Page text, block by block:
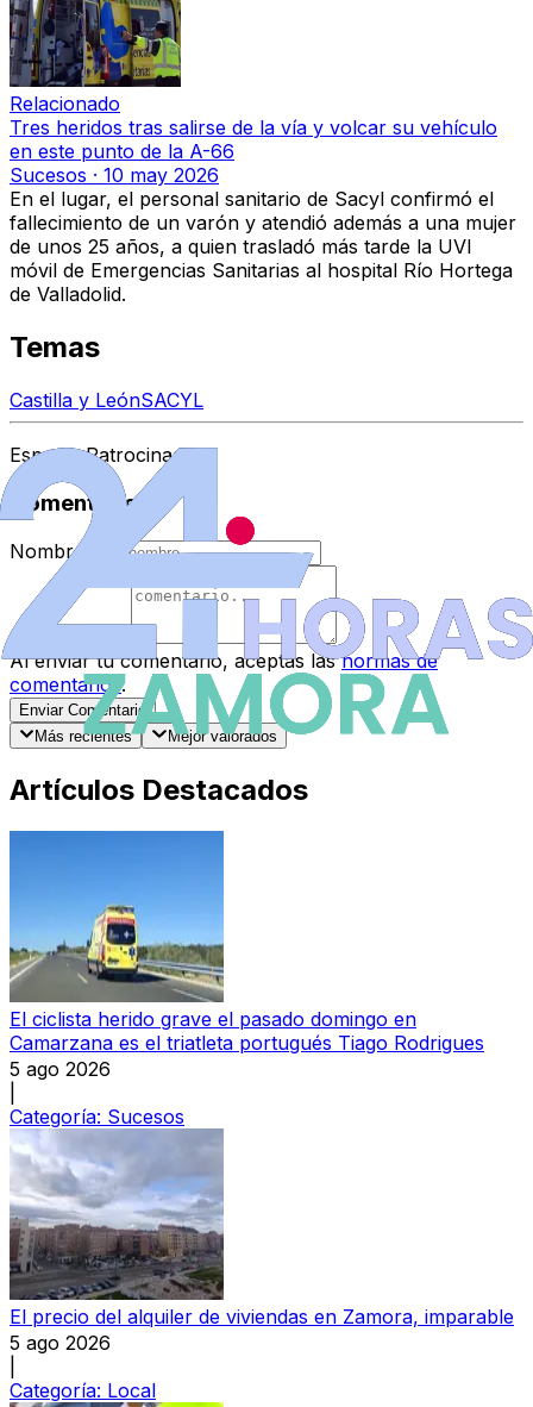
Relacionado
Tres heridos tras salirse de la vía y volcar su vehículo
en este punto de la A-66
Sucesos · 10 may 2026
En el lugar, el personal sanitario de Sacyl confirmó el
fallecimiento de un varón y atendió además a una mujer
de unos 25 años, a quien trasladó más tarde la UVI
móvil de Emergencias Sanitarias al hospital Río Hortega
de Valladolid.
Temas
Castilla y LeónSACYL
Espacio Patrocinado
Comentarios
Nombre
Comentario
Al enviar tu comentario, aceptas las normas de
comentarios.
Enviar Comentario
Más recientes
Mejor valorados
Artículos Destacados
El ciclista herido grave el pasado domingo en
Camarzana es el triatleta portugués Tiago Rodrigues
5 ago 2026
Categoría: Sucesos
El precio del alquiler de viviendas en Zamora, imparable
5 ago 2026
Categoría: Local